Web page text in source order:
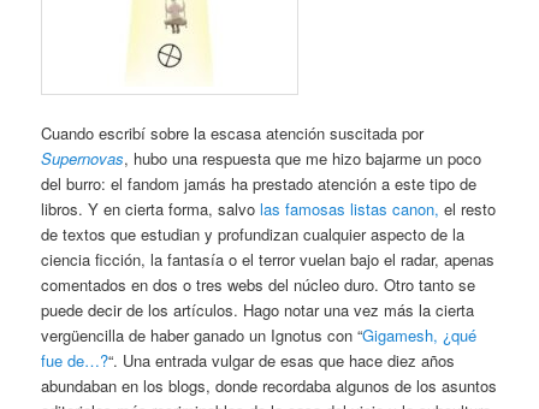
Cuando escribí sobre la escasa atención suscitada por
Supernovas, hubo una respuesta que me hizo bajarme un poco
del burro: el fandom jamás ha prestado atención a este tipo de
libros. Y en cierta forma, salvolas famosas listas canon, el resto
de textos que estudian y profundizan cualquier aspecto de la
ciencia ficción, la fantasía o el terror vuelan bajo el radar, apenas
comentados en dos o tres webs del núcleo duro. Otro tanto se
puede decir de los artículos. Hago notar una vez más la cierta
vergüencilla de haber ganado un Ignotus con “Gigamesh, ¿qué
fue de…?“. Una entrada vulgar de esas que hace diez años
abundaban en los blogs, donde recordaba algunos de los asuntos